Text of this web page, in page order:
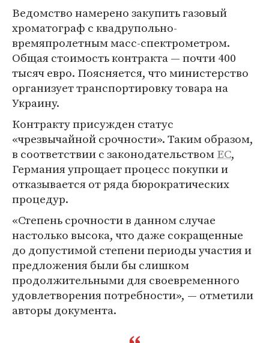
Ведомство намерено закупить газовый
хроматограф с квадрупольно-
времяпролетным масс-спектрометром.
Общая стоимость контракта — почти 400
тысяч евро. Поясняется, что министерство
организует транспортировку товара на
Украину.
Контракту присужден статус
«чрезвычайной срочности». Таким образом,
в соответствии с законодательствомЕС,
Германия упрощает процесс покупки и
отказывается от ряда бюрократических
процедур.
«Степень срочности в данном случае
настолько высока, что даже сокращенные
до допустимой степени периоды участия и
предложения были бы слишком
продолжительными для своевременного
удовлетворения потребности», — отметили
авторы документа.